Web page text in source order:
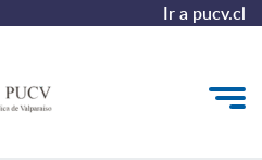
Ir a pucv.cl